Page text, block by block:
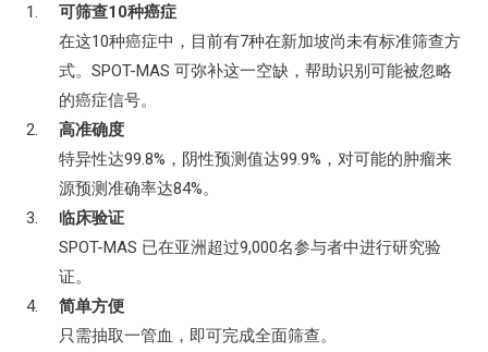
可筛查10种癌症
在这10种癌症中，目前有7种在新加坡尚未有标准筛查方
式。SPOT-MAS 可弥补这一空缺，帮助识别可能被忽略
的癌症信号。
高准确度
特异性达99.8%，阴性预测值达99.9%，对可能的肿瘤来
源预测准确率达84%。
临床验证
SPOT-MAS 已在亚洲超过9,000名参与者中进行研究验
证。
简单方便
只需抽取一管血，即可完成全面筛查。